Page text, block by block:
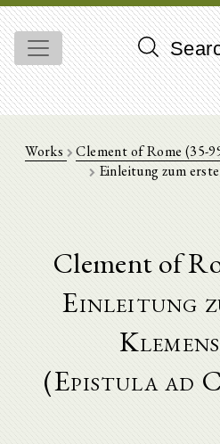
Works Clement of Rome (35-
Einleitung zum
Clement of
Einleitung
(Epistula ad